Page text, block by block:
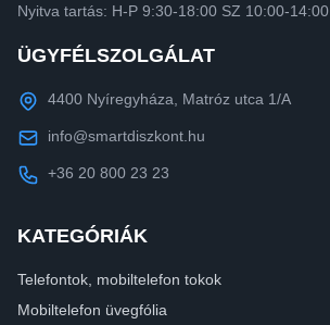
Nyitva tartás: H-P 9:30-18:00 SZ 10:00-14:00
ÜGYFÉLSZOLGÁLAT
4400 Nyíregyháza, Matróz utca 1/A
info@smartdiszkont.hu
+36 20 800 23 23
KATEGÓRIÁK
Telefontok, mobiltelefon tokok
Mobiltelefon üvegfólia